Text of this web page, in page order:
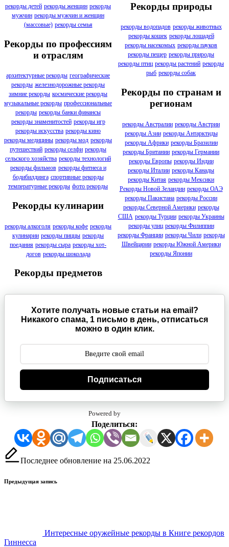
рекорды детей рекорды женщин рекорды
мужчин рекорды мужчин и женщин
(массовые) рекорды семья
Рекорды по профессиям
и отраслям
архитектурные рекорды географические
рекорды железнодорожные рекорды
зимние рекорды космические рекорды
музыкальные рекорды профессиональные
рекорды рекорды банки финансы
рекорды знаменитостей рекорды игр
рекорды искусства рекорды кино
рекорды медицины рекорды мод рекорды
путешествий рекорды селфи рекорды
сельского хозяйства рекорды технологий
рекорды фильмов рекорды фитнеса и
бодибилдинга спортивные рекорды
температурные рекорды фото рекорды
Рекорды кулинарии
рекорды алкоголя рекорды кофе рекорды
кулинарии рекорды пиццы рекорды
поедания рекорды сыра рекорды хот-
догов рекорды шоколада
Рекорды предметов
Рекорды природы
рекорды водопадов рекорды животных
рекорды кошек рекорды лошадей
рекорды насекомых рекорды пауков
рекорды пещер рекорды природы
рекорды птиц рекорды растений рекорды
рыб рекорды собак
Рекорды по странам и
регионам
рекорды Австралии рекорды Австрии
рекорды Азии рекорды Антарктиды
рекорды Африки рекорды Бразилии
рекорды Британии рекорды Германии
рекорды Европы рекорды Индии
рекорды Италии рекорды Канады
рекорды Китая рекорды Мексики
Рекорды Новой Зеландии рекорды ОАЭ
рекорды Пакистана рекорды России
рекорды Северной Америки рекорды
США рекорды Турции рекорды Украины
рекорды улиц рекорды Филиппин
рекорды Франции рекорды Чили рекорды
Швейцарии рекорды Южной Америки
рекорды Японии
Хотите получать новые статьи на email?
Никакого спама, 1 письмо в день, отписаться
можно в один клик.
Подписаться
Powered by
Поделиться:
Последнее обновление на 25.06.2022
Навигация
Предыдущая запись
Интересные оружейные рекорды в Книге рекордов
Гиннесса